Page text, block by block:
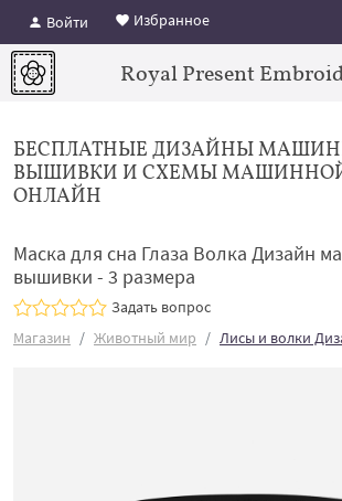
Войти Избранное
Royal Present
БЕСПЛАТНЫЕ ДИЗАЙНЫ
ВЫШИВКИ И СХЕМЫ
ОНЛАЙН
Маска для сна Глаза Волка Дизайн
вышивки - 3 размера
Задать вопрос
Магазин
Животный мир Лисы и волки